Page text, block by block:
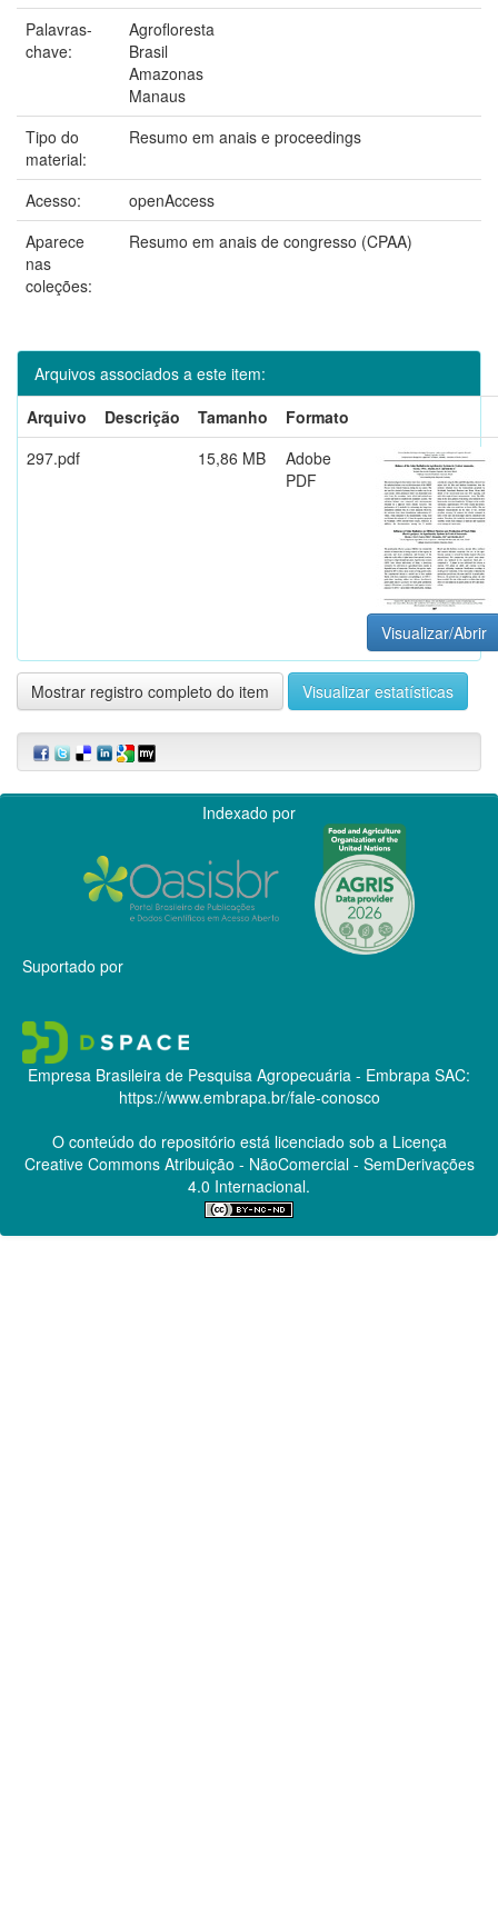
Palavras-
chave:
Agrofloresta
Brasil
Amazonas
Manaus
Tipo do
material:
Resumo em anais e proceedings
Acesso:
openAccess
Aparece
nas
coleções:
Resumo em anais de congresso (CPAA)
Arquivos associados a este item:
Arquivo
Descrição Tamanho
Formato
297.pdf
15,86 MB
Adobe
PDF
Visualizar/Abrir
Mostrar registro completo do item Visualizar estatísticas
Indexado por
Suportado por
Empresa Brasileira de Pesquisa Agropecuária - Embrapa SAC:
https://www.embrapa.br/fale-conosco
O conteúdo do repositório está licenciado sob a Licença
Creative CommonsAtribuição - NãoComercial - SemDerivações
4.0 Internacional.